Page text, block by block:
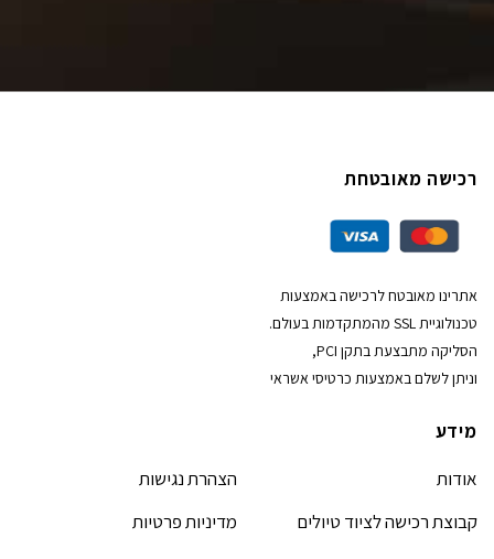
רכישה מאובטחת
אתרינו מאובטח לרכישה באמצעות
טכנולוגיית SSL מהמתקדמות בעולם.
הסליקה מתבצעת בתקן PCI,
וניתן לשלם באמצעות כרטיסי אשראי
מידע
אודות
קבוצת רכישה לציוד טיולים
הצהרת נגישות
מדיניות פרטיות